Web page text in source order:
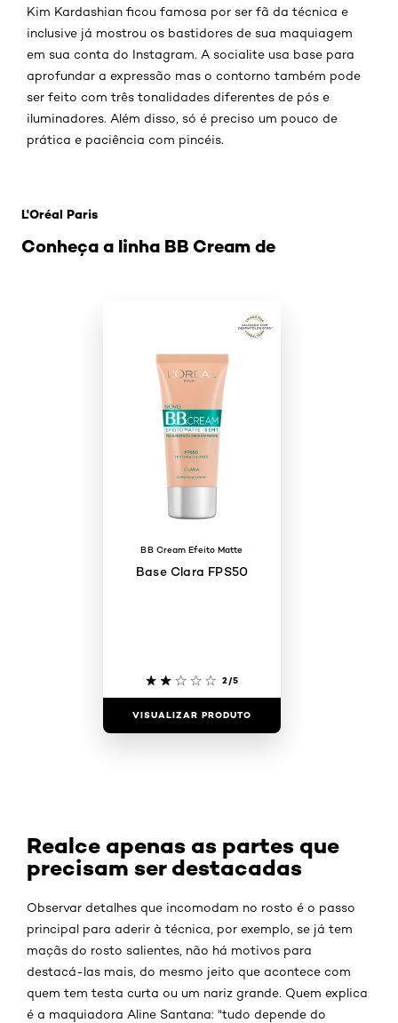
Kim Kardashian ficou famosa por ser fã da técnica e
inclusive já mostrou os bastidores de sua maquiagem
em sua conta do Instagram. A socialite usa base para
aprofundar a expressão mas o contorno também pode
ser feito com três tonalidades diferentes de pós e
iluminadores. Além disso, só é preciso um pouco de
prática e paciência com pincéis.
Conheça a linha BB Cream de
L'Oréal Paris
BB Cream Efeito Matte
Base Clara FPS50
2/5
VISUALIZAR PRODUTO
Realce apenas as partes que
precisam ser destacadas
Observar detalhes que incomodam no rosto é o passo
principal para aderir à técnica, por exemplo, se já tem
maçãs do rosto salientes, não há motivos para
destacá-las mais, do mesmo jeito que acontece com
quem tem testa curta ou um nariz grande. Quem explica
é a maquiadora Aline Santana: "tudo depende do